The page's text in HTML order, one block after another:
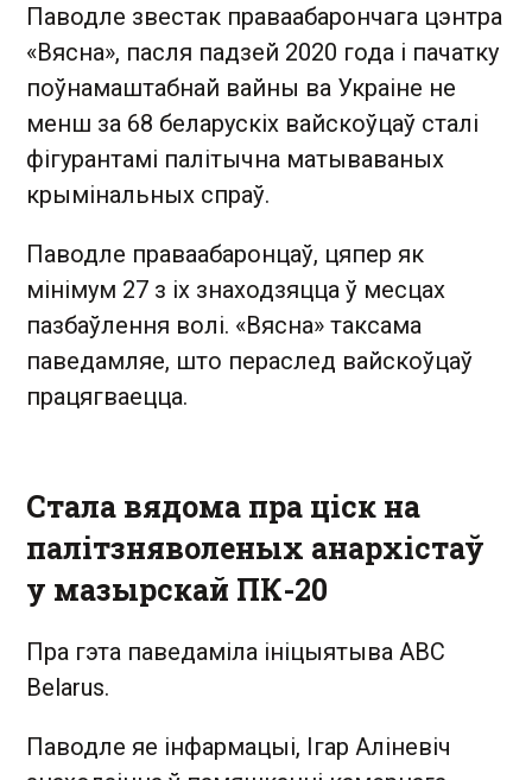
Паводле звестак праваабарончага цэнтра
«Вясна», пасля падзей 2020 года і пачатку
поўнамаштабнай вайны ва Украіне не
менш за 68 беларускіх вайскоўцаў сталі
фігурантамі палітычна матываваных
крымінальных спраў.
Паводле праваабаронцаў, цяпер як
мінімум 27 з іх знаходзяцца ў месцах
пазбаўлення волі. «Вясна» таксама
паведамляе, што пераслед вайскоўцаў
працягваецца.
Стала вядома пра ціск на
палітзняволеных анархістаў
у мазырскай ПК-20
Пра гэта паведаміла ініцыятыва ABC
Belarus.
Паводле яе інфармацыі, Ігар Аліневіч